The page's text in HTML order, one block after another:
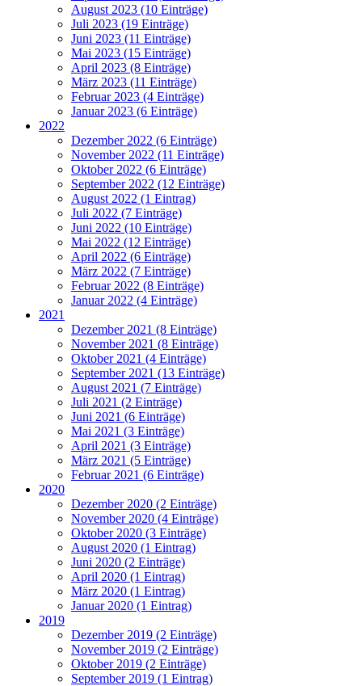
August 2023 (10 Einträge)
Juli 2023 (19 Einträge)
Juni 2023 (11 Einträge)
Mai 2023 (15 Einträge)
April 2023 (8 Einträge)
März 2023 (11 Einträge)
Februar 2023 (4 Einträge)
Januar 2023 (6 Einträge)
2022
Dezember 2022 (6 Einträge)
November 2022 (11 Einträge)
Oktober 2022 (6 Einträge)
September 2022 (12 Einträge)
August 2022 (1 Eintrag)
Juli 2022 (7 Einträge)
Juni 2022 (10 Einträge)
Mai 2022 (12 Einträge)
April 2022 (6 Einträge)
März 2022 (7 Einträge)
Februar 2022 (8 Einträge)
Januar 2022 (4 Einträge)
2021
Dezember 2021 (8 Einträge)
November 2021 (8 Einträge)
Oktober 2021 (4 Einträge)
September 2021 (13 Einträge)
August 2021 (7 Einträge)
Juli 2021 (2 Einträge)
Juni 2021 (6 Einträge)
Mai 2021 (3 Einträge)
April 2021 (3 Einträge)
März 2021 (5 Einträge)
Februar 2021 (6 Einträge)
2020
Dezember 2020 (2 Einträge)
November 2020 (4 Einträge)
Oktober 2020 (3 Einträge)
August 2020 (1 Eintrag)
Juni 2020 (2 Einträge)
April 2020 (1 Eintrag)
März 2020 (1 Eintrag)
Januar 2020 (1 Eintrag)
2019
Dezember 2019 (2 Einträge)
November 2019 (2 Einträge)
Oktober 2019 (2 Einträge)
September 2019 (1 Eintrag)